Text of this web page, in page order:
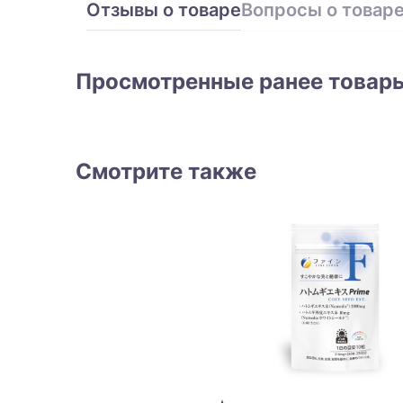
Отзывы о товареВопросы о
Просмотренные ранее
Смотрите также